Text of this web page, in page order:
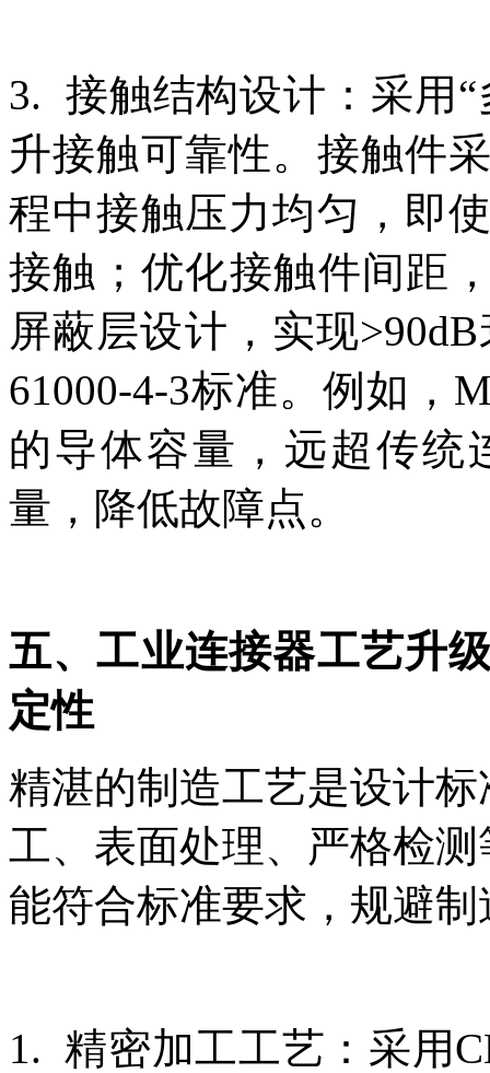
3. 接触结构设计：采用
升接触可靠性。接触件
程中接触压力均匀，即
接触；优化接触件间距
屏蔽层设计，实现
61000-4-3标准。例如，
的导体容量，远超传统
量，降低故障点。
五、工业连接器工艺升
定性
精湛的制造工艺是设计
工、表面处理、严格检
能符合标准要求，规避
1. 精密加工工艺：采用